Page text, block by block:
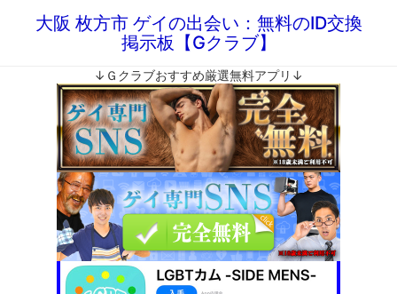
大阪 枚方市 ゲイの出会い：無料のID交換
掲示板【Gクラブ】
↓Ｇクラブおすすめ厳選無料アプリ↓